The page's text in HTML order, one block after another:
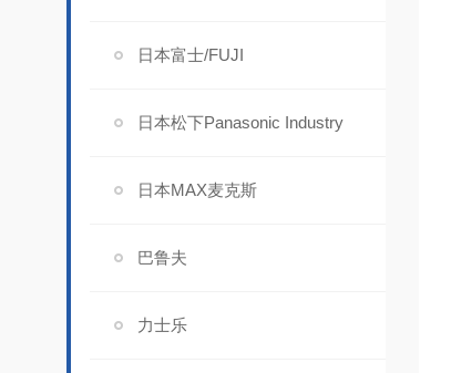
日本富士/FUJI
日本松下Panasonic Industry
日本MAX麦克斯
巴鲁夫
力士乐